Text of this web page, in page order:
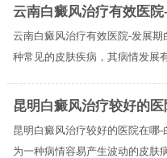
云南白癜风治疗有效医
云南白癜风治疗有效医院-发展
种常见的皮肤疾病，其病情发展
昆明白癜风治疗较好的
昆明白癜风治疗较好的医院在哪
为一种病情容易产生波动的皮肤